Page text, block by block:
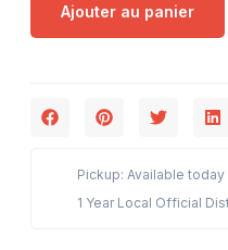
Ajouter au panier
Pickup: Available
1 Year Local Official